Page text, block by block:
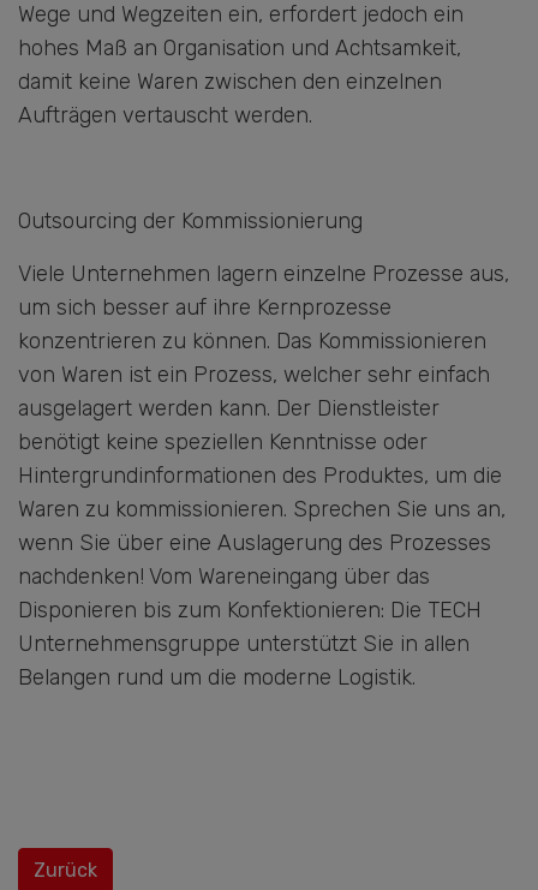
Zurück
Wege und Wegzeiten ein, erfordert jedoch ein
hohes Maß an Organisation und Achtsamkeit,
damit keine Waren zwischen den einzelnen
Aufträgen vertauscht werden.
Outsourcing der Kommissionierung
Viele Unternehmen lagern einzelne Prozesse aus,
um sich besser auf ihre Kernprozesse
konzentrieren zu können. Das Kommissionieren
von Waren ist ein Prozess, welcher sehr einfach
ausgelagert werden kann. Der Dienstleister
benötigt keine speziellen Kenntnisse oder
Hintergrundinformationen des Produktes, um die
Waren zu kommissionieren. Sprechen Sie uns an,
wenn Sie über eine Auslagerung des Prozesses
nachdenken! Vom Wareneingang über das
Disponieren bis zum Konfektionieren: Die TECH
Unternehmensgruppe unterstützt Sie in allen
Belangen rund um die moderne Logistik.